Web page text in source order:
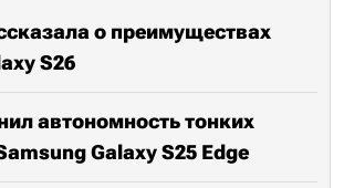
о преимуществах
S26
автономность тонких
Galaxy S25 Edge